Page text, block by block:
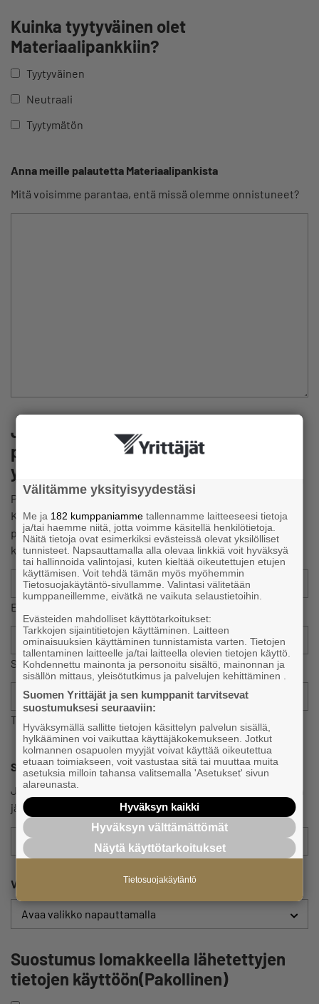
Kuinka tyytyväinen olet
Materiaalipankkiin?
Tyytyväinen
Neutraali
Tyytymätön
Anna meille palautetta Materiaalipankista
Mitä voisimme parantaa, entä missä olemme onnistuneet?
Jos haluat, että palaamme sinulle
palautteeseesi liittyen, niin jätä meille
yhteystietosi.
Pyrimme palaamaan sinulle mahdollisimman pian.
Kiireellisissä asioissa suosittelemme olemaan yhteydessä
puhelimitse joko aluejärjestösi yhteyshenkilöön tai
keskusjärjestöön.
Etunimi
Sukunimi
Tehtäväsi paikallisyhdistyksessä
Sähköposti
Jos haluat, että palaamme sinulle sähköpostilla asiaan, niin
jätä alle sähköpostiosoitteesi.
Valitse paikallisyhdistyksesi
Suostumus lomakkeella lähetettyjen
tietojen käyttöön(Pakollinen)
Välitämme yksityisyydestäsi
Me ja 182 kumppaniamme tallennamme laitteeseesi tietoja
ja/tai haemme niitä, jotta voimme käsitellä henkilötietoja.
Näitä tietoja ovat esimerkiksi evästeissä olevat yksilölliset
tunnisteet. Napsauttamalla alla olevaa linkkiä voit hyväksyä
tai hallinnoida valintojasi, kuten kieltää oikeutettujen etujen
käyttämisen. Voit tehdä tämän myös myöhemmin
Tietosuojakäytäntö-sivullamme. Valintasi välitetään
kumppaneillemme, eivätkä ne vaikuta selaustietoihin.
Evästeiden mahdolliset käyttötarkoitukset:
Tarkkojen sijaintitietojen käyttäminen. Laitteen
ominaisuuksien käyttäminen tunnistamista varten. Tietojen
tallentaminen laitteelle ja/tai laitteella olevien tietojen käyttö.
Kohdennettu mainonta ja personoitu sisältö, mainonnan ja
sisällön mittaus, yleisötutkimus ja palvelujen kehittäminen .
Suomen Yrittäjät ja sen kumppanit tarvitsevat
suostumuksesi seuraaviin:
Hyväksymällä sallitte tietojen käsittelyn palvelun sisällä,
hylkääminen voi vaikuttaa käyttäjäkokemukseen. Jotkut
kolmannen osapuolen myyjät voivat käyttää oikeutettua
etuaan toimiakseen, voit vastustaa sitä tai muuttaa muita
asetuksia milloin tahansa valitsemalla 'Asetukset' sivun
alareunasta.
Hyväksyn kaikki
Hyväksyn välttämättömät
Näytä käyttötarkoitukset
Tietosuojakäytäntö